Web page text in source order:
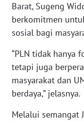
Barat, Sugeng
berkomitmen
sosial bagi
“PLN tidak hanya
tetapi juga
masyarakat dan
berdaya,” jelasnya.
Melalui semangat
WN
BALI
KALBAR
WN
KALTENG